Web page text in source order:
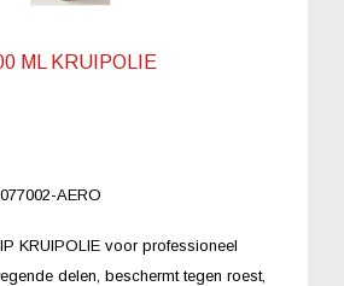
ML KRUIPOLIE
AERO
KRUIPOLIE voor professioneel
delen, beschermt tegen roest,